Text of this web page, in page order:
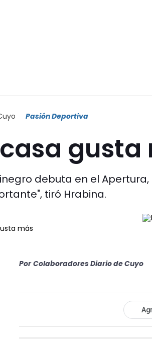
Pasión Deportiva
casa gusta
debuta en el
tiró Hrabina.
más
Por Colaboradores Diario de Cuyo